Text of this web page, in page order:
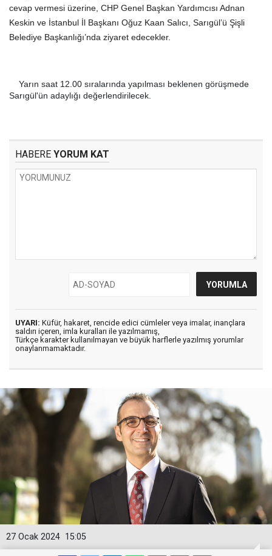
cevap vermesi üzerine, CHP Genel Başkan Yardımcısı Adnan
Keskin ve İstanbul İl Başkanı Oğuz Kaan Salıcı, Sarıgül’ü Şişli
Belediye Başkanlığı’nda ziyaret edecekler.
Yarın saat 12.00 sıralarında yapılması beklenen görüşmede
Sarıgül'ün adaylığı değerlendirilecek.
HABERE YORUM KAT
UYARI: Küfür, hakaret, rencide edici cümleler veya imalar, inançlara
saldırı içeren, imla kuralları ile yazılmamış,
Türkçe karakter kullanılmayan ve büyük harflerle yazılmış yorumlar
onaylanmamaktadır.
15:05
27 Ocak 2024